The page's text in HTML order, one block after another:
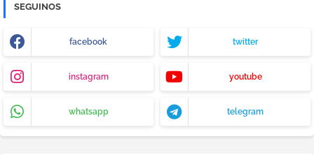
SEGUINOS
facebook twitter
instagram youtube
whatsapp telegram